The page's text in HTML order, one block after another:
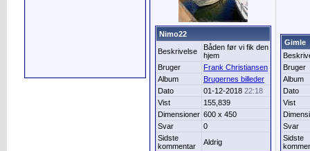
Nimo22
Beskrivelse
Båden før vi fik den
hjem
Bruger
Frank Christiansen
Album
Brugernes billeder
Dato
01-12-2018 22:18
Vist
155,839
Dimensioner 600 x 450
Svar
0
Sidste
kommentar
Aldrig
Gimle
Bruger
Album
Dato
Vist
Svar
Sidste